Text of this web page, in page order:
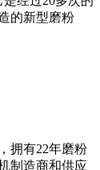
的新型磨粉
拥有22年磨粉
制造商和供应